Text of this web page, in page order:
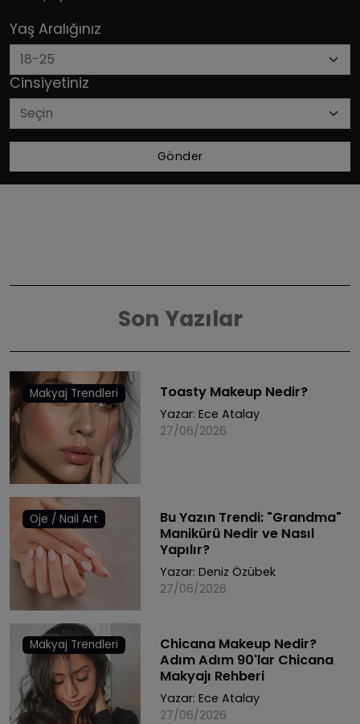
Yaş Aralığınız
Cinsiyetiniz
Gönder
Son Yazılar
Makyaj Trendleri Toasty Makeup Nedir?
Yazar: Ece Atalay
27/06/2026
Oje / Nail Art
Bu Yazın Trendi: "Grandma"
Manikürü Nedir ve Nasıl
Yapılır?
Yazar: Deniz Özübek
27/06/2026
Makyaj Trendleri
Chicana Makeup Nedir?
Adım Adım 90'lar Chicana
Makyajı Rehberi
Yazar: Ece Atalay
27/06/2026